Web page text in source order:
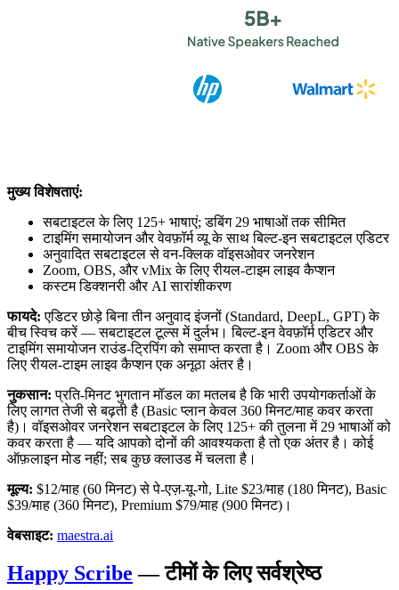
मुख्य विशेषताएं:
सबटाइटल के लिए 125+ भाषाएं; डबिंग 29 भाषाओं तक सीमित
टाइमिंग समायोजन और वेवफ़ॉर्म व्यू के साथ बिल्ट-इन सबटाइटल एडिटर
अनुवादित सबटाइटल से वन-क्लिक वॉइसओवर जनरेशन
Zoom, OBS, और vMix के लिए रीयल-टाइम लाइव कैप्शन
कस्टम डिक्शनरी और AI सारांशीकरण
फायदे: एडिटर छोड़े बिना तीन अनुवाद इंजनों (Standard, DeepL, GPT) के
बीच स्विच करें — सबटाइटल टूल्स में दुर्लभ। बिल्ट-इन वेवफ़ॉर्म एडिटर और
टाइमिंग समायोजन राउंड-ट्रिपिंग को समाप्त करता है। Zoom और OBS के
लिए रीयल-टाइम लाइव कैप्शन एक अनूठा अंतर है।
नुकसान: प्रति-मिनट भुगतान मॉडल का मतलब है कि भारी उपयोगकर्ताओं के
लिए लागत तेजी से बढ़ती है (Basic प्लान केवल 360 मिनट/माह कवर करता
है)। वॉइसओवर जनरेशन सबटाइटल के लिए 125+ की तुलना में 29 भाषाओं को
कवर करता है — यदि आपको दोनों की आवश्यकता है तो एक अंतर है। कोई
ऑफ़लाइन मोड नहीं; सब कुछ क्लाउड में चलता है।
मूल्य: $12/माह (60 मिनट) से पे-एज़-यू-गो, Lite $23/माह (180 मिनट), Basic
$39/माह (360 मिनट), Premium $79/माह (900 मिनट)।
वेबसाइट: maestra.ai
Happy Scribe — टीमों के लिए सर्वश्रेष्ठ